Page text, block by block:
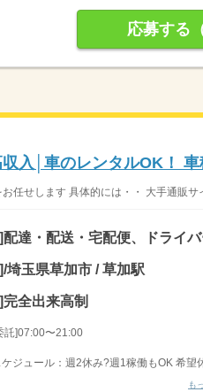
応募する
入│車のレンタルOK！
任せします 具体的には・・ 大手通販
配達・配送・宅配便、ドライ
埼玉県草加市 / 草加駅
完全出来高制
託]07:00〜21:00
ジュール：週2休み?週1稼働もOK 希
も